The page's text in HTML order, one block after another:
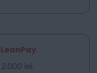
LeanPay.
lei.